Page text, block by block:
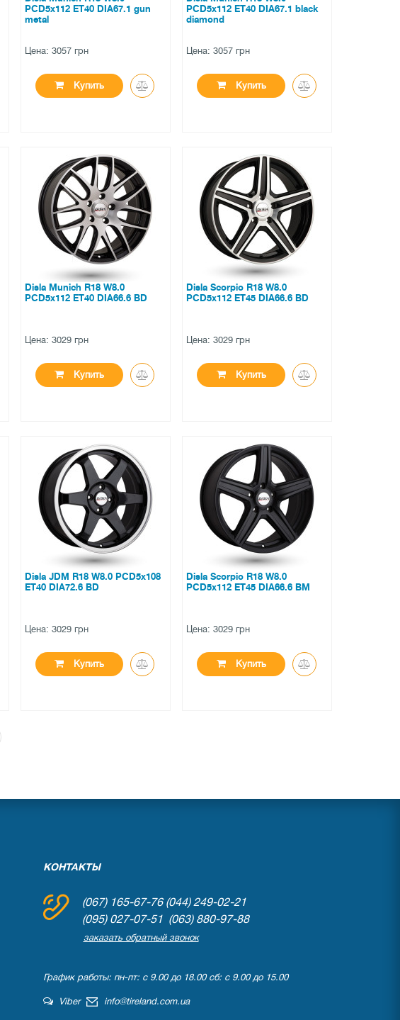
PCD5x112 ET40 DIA67.1 gun
metal
Цена: 3057 грн
Купить
нет в наличии
0 отзывов
PCD5x112 ET40 DIA67.1 black
diamond
Цена: 3057 грн
Купить
нет в наличии
0 отзывов
Disla Munich R18 W8.0
PCD5x112 ET40 DIA66.6 BD
Цена: 3029 грн
Купить
нет в наличии
0 отзывов
Disla Scorpio R18 W8.0
PCD5x112 ET45 DIA66.6 BD
Цена: 3029 грн
Купить
нет в наличии
0 отзывов
Disla JDM R18 W8.0 PCD5x108
ET40 DIA72.6 BD
Цена: 3029 грн
Купить
Disla Scorpio R18 W8.0
PCD5x112 ET45 DIA66.6 BM
Цена: 3029 грн
Купить
КОНТАКТЫ
(067) 165-67-76(044) 249-02-21
(095) 027-07-51 (063) 880-97-88
заказать обратный звонок
График работы: пн-пт: с 9.00 до 18.00 сб: с 9.00 до 15.00
Viber info@tireland.com.ua